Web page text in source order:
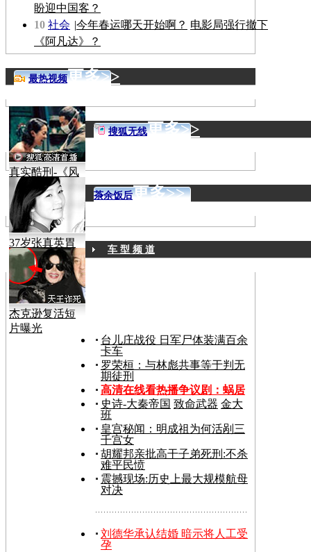
盼迎中国客？
10 社会 |今年春运哪天开始啊？ 电影局强行撤下
《阿凡达》？
最热视频更多>>
真实酷刑-《风
声》
37岁张真英胃
癌病逝
杰克逊复活短
片曝光
台儿庄战役 日军尸体装满百余
卡车
罗荣桓：与林彪共事等于判无
期徒刑
高清在线看热播争议剧： 蜗居
史诗-大秦帝国 致命武器 金大
班
皇宫秘闻：明成祖为何活剐三
千宫女
胡耀邦亲批高干子弟死刑:不杀
难平民愤
震撼现场:历史上最大规模航母
对决
刘德华承认结婚 暗示将人工受
孕
搜狐无线更多>>
茶余饭后更多>>
车 型 频 道